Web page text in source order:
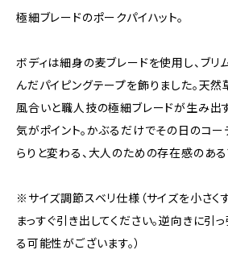
極細ブレードのポークパイハット。
ボディは細身の麦ブレードを使用し、ブリ
んだパイピングテープを飾りました。天
風合いと職人技の極細ブレードが生み出
気がポイント。かぶるだけでその日のコ
らりと変わる、大人のための存在感のある
※サイズ調節スベリ仕様（サイズを小さく
まっすぐ引き出してください。逆向きに引
る可能性がございます。）